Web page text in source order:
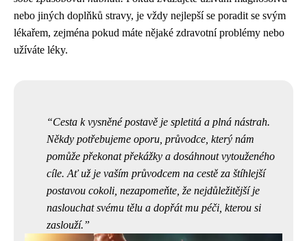
nebo jiných doplňků stravy, je vždy nejlepší se poradit se svým
lékařem, zejména pokud máte nějaké zdravotní problémy nebo
užíváte léky.
Cesta k vysněné postavě je spletitá a plná nástrah.
Někdy potřebujeme oporu, průvodce, který nám
pomůže překonat překážky a dosáhnout vytouženého
cíle. Ať už je vaším průvodcem na cestě za štíhlejší
postavou cokoli, nezapomeňte, že nejdůležitější je
naslouchat svému tělu a dopřát mu péči, kterou si
zaslouží.